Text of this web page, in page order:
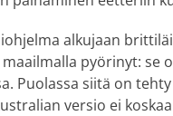
alkujaan
pyörinyt: se
Puolassa siitä on
versio ei